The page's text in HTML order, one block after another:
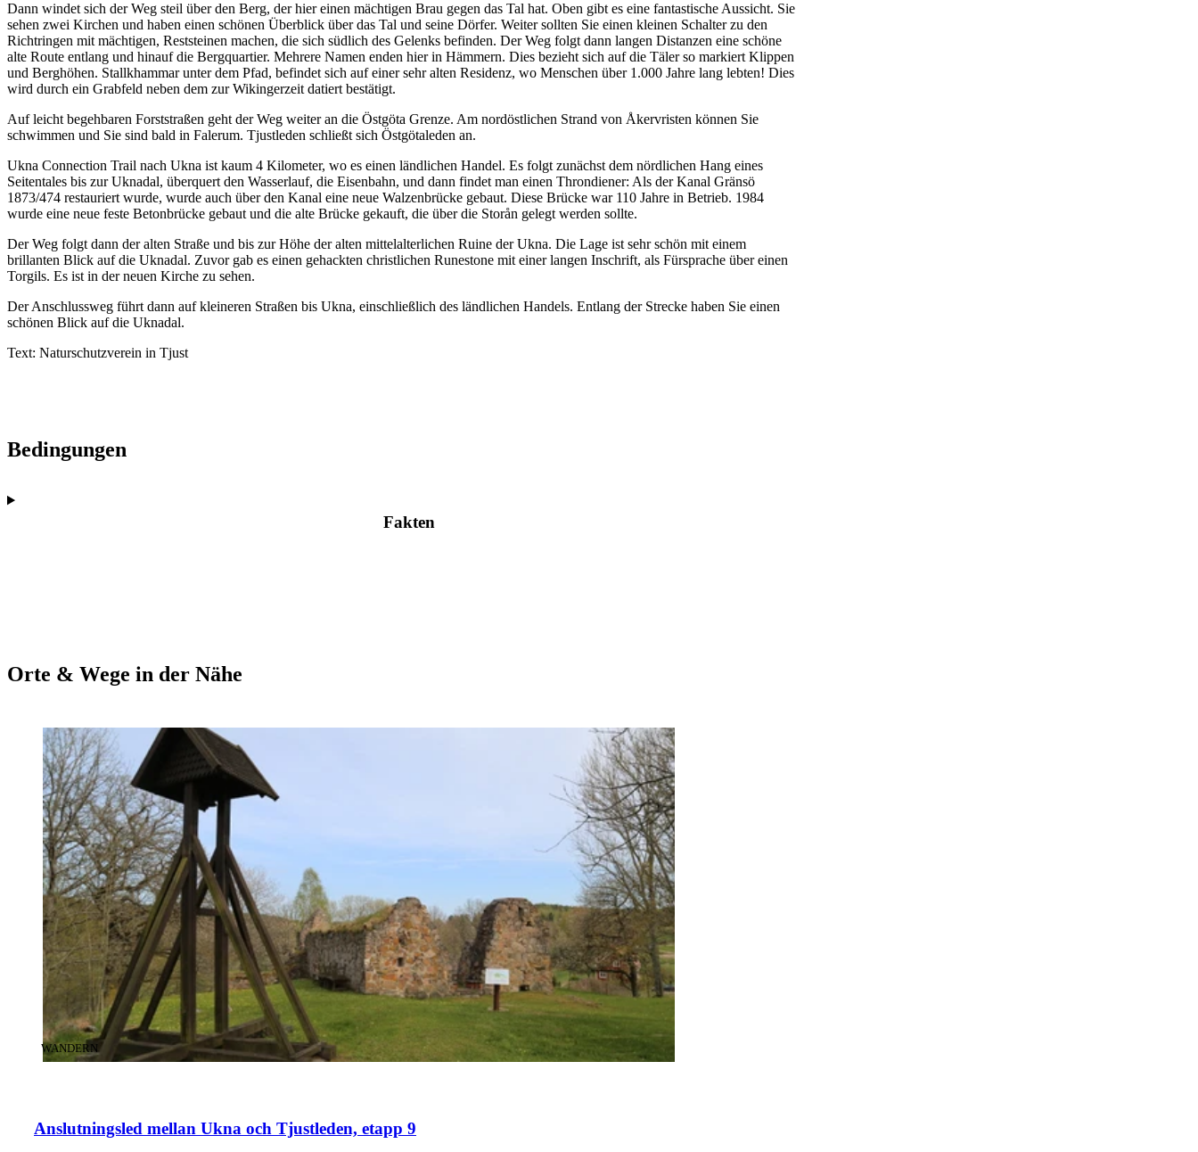
Dann windet sich der Weg steil über den Berg, der hier einen mächtigen Brau gegen das Tal hat. Oben gibt es eine fantastische Aussicht. Sie
sehen zwei Kirchen und haben einen schönen Überblick über das Tal und seine Dörfer. Weiter sollten Sie einen kleinen Schalter zu den
Richtringen mit mächtigen, Reststeinen machen, die sich südlich des Gelenks befinden. Der Weg folgt dann langen Distanzen eine schöne
alte Route entlang und hinauf die Bergquartier. Mehrere Namen enden hier in Hämmern. Dies bezieht sich auf die Täler so markiert Klippen
und Berghöhen. Stallkhammar unter dem Pfad, befindet sich auf einer sehr alten Residenz, wo Menschen über 1.000 Jahre lang lebten! Dies
wird durch ein Grabfeld neben dem zur Wikingerzeit datiert bestätigt.
Auf leicht begehbaren Forststraßen geht der Weg weiter an die Östgöta Grenze. Am nordöstlichen Strand von Åkervristen können Sie
schwimmen und Sie sind bald in Falerum. Tjustleden schließt sich Östgötaleden an.
Ukna Connection Trail nach Ukna ist kaum 4 Kilometer, wo es einen ländlichen Handel. Es folgt zunächst dem nördlichen Hang eines
Seitentales bis zur Uknadal, überquert den Wasserlauf, die Eisenbahn, und dann findet man einen Throndiener: Als der Kanal Gränsö
1873/474 restauriert wurde, wurde auch über den Kanal eine neue Walzenbrücke gebaut. Diese Brücke war 110 Jahre in Betrieb. 1984
wurde eine neue feste Betonbrücke gebaut und die alte Brücke gekauft, die über die Storån gelegt werden sollte.
Der Weg folgt dann der alten Straße und bis zur Höhe der alten mittelalterlichen Ruine der Ukna. Die Lage ist sehr schön mit einem
brillanten Blick auf die Uknadal. Zuvor gab es einen gehackten christlichen Runestone mit einer langen Inschrift, als Fürsprache über einen
Torgils. Es ist in der neuen Kirche zu sehen.
Der Anschlussweg führt dann auf kleineren Straßen bis Ukna, einschließlich des ländlichen Handels. Entlang der Strecke haben Sie einen
schönen Blick auf die Uknadal.
Text: Naturschutzverein in Tjust
Bedingungen
Fakten
Orte & Wege in der Nähe
Anslutningsled mellan Ukna och Tjustleden, etapp 9
KATEGORIE
WANDERN